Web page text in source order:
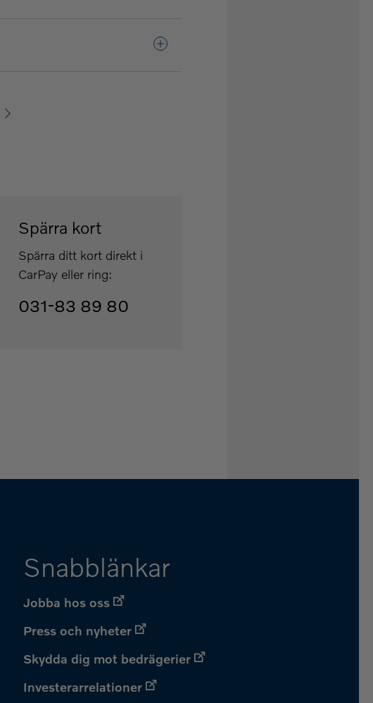
Spärra kort
Spärra ditt kort direkt i
CarPay eller ring:
031-83 89 80
Snabblänkar
Jobba hos oss
Press och nyheter
Skydda dig mot bedrägerier
Investerarrelationer